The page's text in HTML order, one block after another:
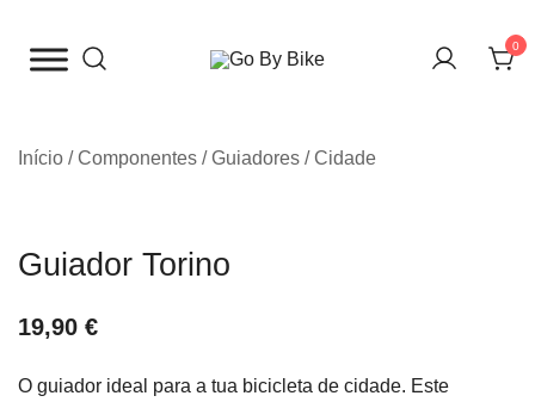
para
0
Início /Componentes /Guiadores /Cidade
Guiador Torino
19,90 €
O guiador ideal para a tua bicicleta de cidade. Este